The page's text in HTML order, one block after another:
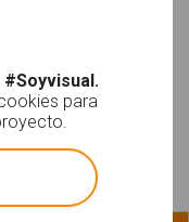
para